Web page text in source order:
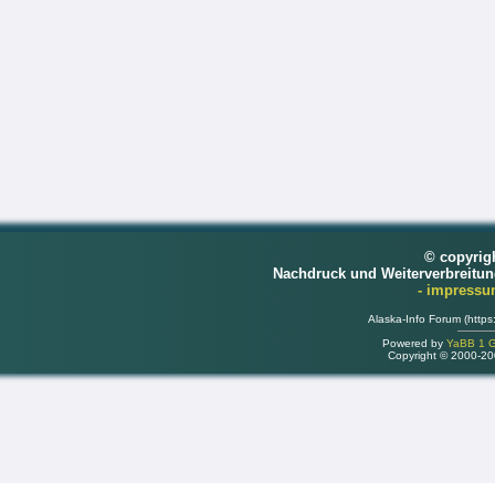
©
Nachdruck und
-
Alaska-Info Forum
Powered by YaBB 1
Copyright © 2000-